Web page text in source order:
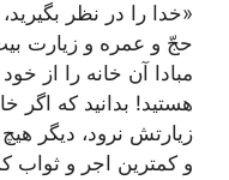
«خدا را در نظر
حجّ و عمره و زیارت
مبادا آن خانه را از
هستید! بدانید که
زیارتش نرود، دیگر
و کمترین اجر و